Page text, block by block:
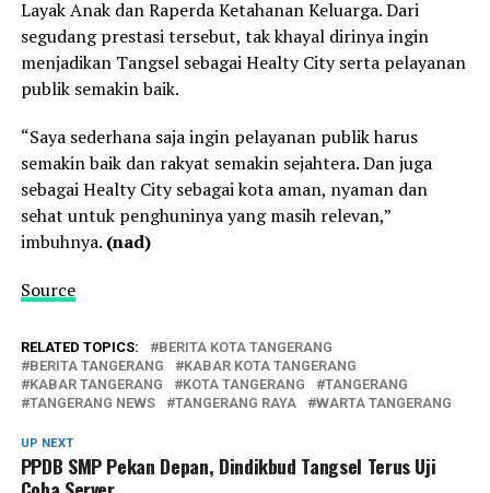
Layak Anak dan Raperda Ketahanan Keluarga. Dari
segudang prestasi tersebut, tak khayal dirinya ingin
menjadikan Tangsel sebagai Healty City serta pelayanan
publik semakin baik.
“Saya sederhana saja ingin pelayanan publik harus
semakin baik dan rakyat semakin sejahtera. Dan juga
sebagai Healty City sebagai kota aman, nyaman dan
sehat untuk penghuninya yang masih relevan,”
imbuhnya. (nad)
Source
RELATED TOPICS:
BERITA KOTA TANGERANG
BERITA TANGERANG
KABAR KOTA TANGERANG
KABAR TANGERANG
KOTA TANGERANG
TANGERANG
TANGERANG NEWS
TANGERANG RAYA WARTA TANGERANG
UP NEXT
PPDB SMP Pekan Depan, Dindikbud Tangsel Terus Uji